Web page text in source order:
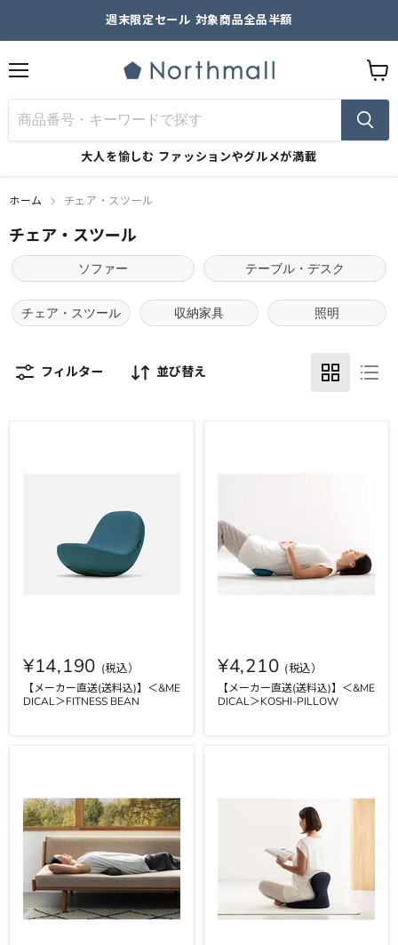
週末限定セール 対象商品全品半額
メ
ニ
ュ
ー
大人を愉しむ ファッションやグルメが満載
ー
ト
を
ホーム チェア・スツール
チェア・スツール
ソファー テーブル・デスク
チェア・スツール 収納家具 照明
フィルター 並び替え
¥14,190
【メーカー直送(送料込)】＜&ME
DICAL＞FITNESS BEAN
¥4,210
【メーカー直送(送料込)】＜&ME
DICAL＞KOSHI-PILLOW